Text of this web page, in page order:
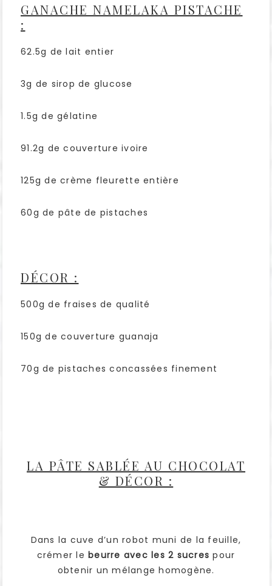
GANACHE NAMELAKA PISTACHE
:
62.5g de lait entier
3g de sirop de glucose
1.5g de gélatine
91.2g de couverture ivoire
125g de crème fleurette entière
60g de pâte de pistaches
DÉCOR :
500g de fraises de qualité
150g de couverture guanaja
70g de pistaches concassées finement
LA PÂTE SABLÉE AU CHOCOLAT
& DÉCOR :
Dans la cuve d’un robot muni de la feuille,
crémer lebeurre avec les 2 sucres pour
obtenir un mélange homogène.